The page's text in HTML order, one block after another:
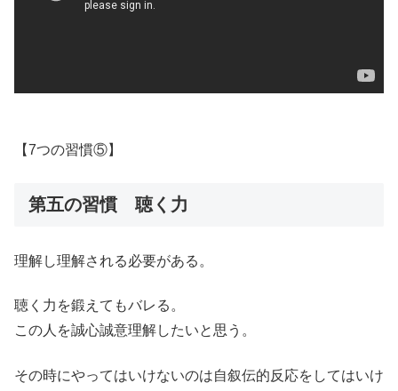
【7つの習慣⑤】
第五の習慣 聴く力
理解し理解される必要がある。
聴く力を鍛えてもバレる。
この人を誠心誠意理解したいと思う。
その時にやってはいけないのは自叙伝的反応をしてはいけ